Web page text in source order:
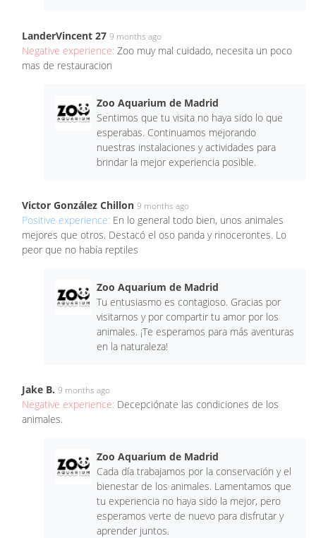
LanderVincent 27 9 months ago
Negative experience: Zoo muy mal cuidado, necesita un poco
mas de restauracion
Zoo Aquarium de Madrid
Sentimos que tu visita no haya sido lo que
esperabas. Continuamos mejorando
nuestras instalaciones y actividades para
brindar la mejor experiencia posible.
Victor González Chillon 9 months ago
Positive experience: En lo general todo bien, unos animales
mejores que otros. Destacó el oso panda y rinocerontes. Lo
peor que no había reptiles
Zoo Aquarium de Madrid
Tu entusiasmo es contagioso. Gracias por
visitarnos y por compartir tu amor por los
animales. ¡Te esperamos para más aventuras
en la naturaleza!
Jake B. 9 months ago
Negative experience: Decepciónate las condiciones de los
animales.
Zoo Aquarium de Madrid
Cada día trabajamos por la conservación y el
bienestar de los animales. Lamentamos que
tu experiencia no haya sido la mejor, pero
esperamos verte de nuevo para disfrutar y
aprender juntos.